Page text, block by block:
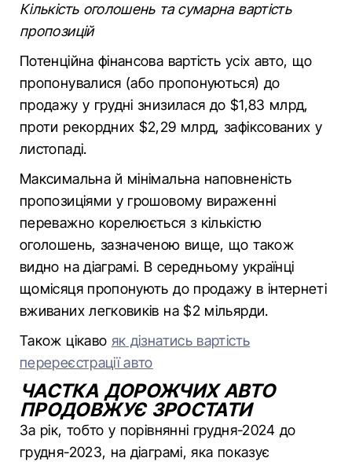
Кількість оголошень та сумарна вартість
пропозицій
Потенційна фінансова вартість усіх авто, що
пропонувалися (або пропонуються) до
продажу у грудні знизилася до $1,83 млрд,
проти рекордних $2,29 млрд, зафіксованих у
листопаді.
Максимальна й мінімальна наповненість
пропозиціями у грошовому вираженні
переважно корелюється з кількістю
оголошень, зазначеною вище, що також
видно на діаграмі. В середньому українці
щомісяця пропонують до продажу в інтернеті
вживаних легковиків на $2 мільярди.
Також цікаво як дізнатись вартість
перереєстрації авто
ЧАСТКА ДОРОЖЧИХ АВТО
ПРОДОВЖУЄ ЗРОСТАТИ
За рік, тобто у порівнянні грудня-2024 до
грудня-2023, на діаграмі, яка показує